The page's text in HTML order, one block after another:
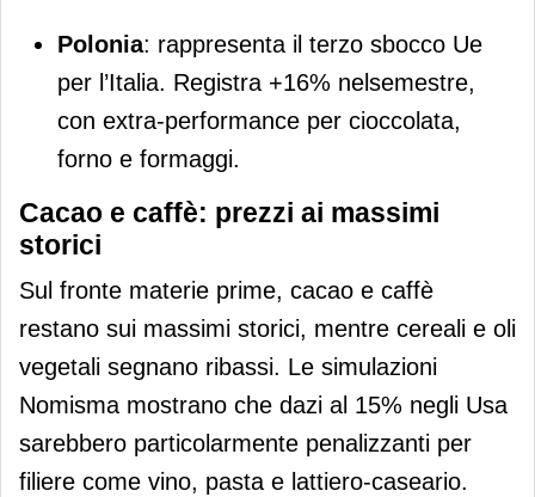
Polonia: rappresenta il terzo sbocco Ue
per l’Italia. Registra +16% nelsemestre,
con extra-performance per cioccolata,
forno e formaggi.
Cacao e caffè: prezzi ai massimi
storici
Sul fronte materie prime, cacao e caffè
restano sui massimi storici, mentre cereali e oli
vegetali segnano ribassi. Le simulazioni
Nomisma mostrano che dazi al 15% negli Usa
sarebbero particolarmente penalizzanti per
filiere come vino, pasta e lattiero-caseario.